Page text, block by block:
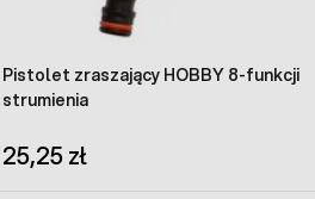
Pistolet zraszający HOBBY 8-funkcji
strumienia
25,25 zł